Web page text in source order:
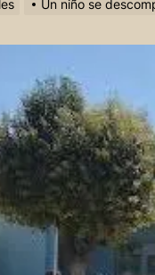
Un niño se